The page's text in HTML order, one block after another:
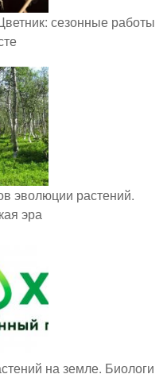
сезонные работы
эволюции растений.
эра
на земле. Биологи